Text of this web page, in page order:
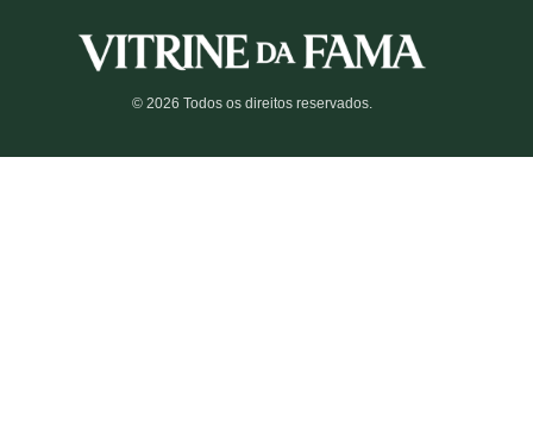
© 2026 Todos os direitos reservados.